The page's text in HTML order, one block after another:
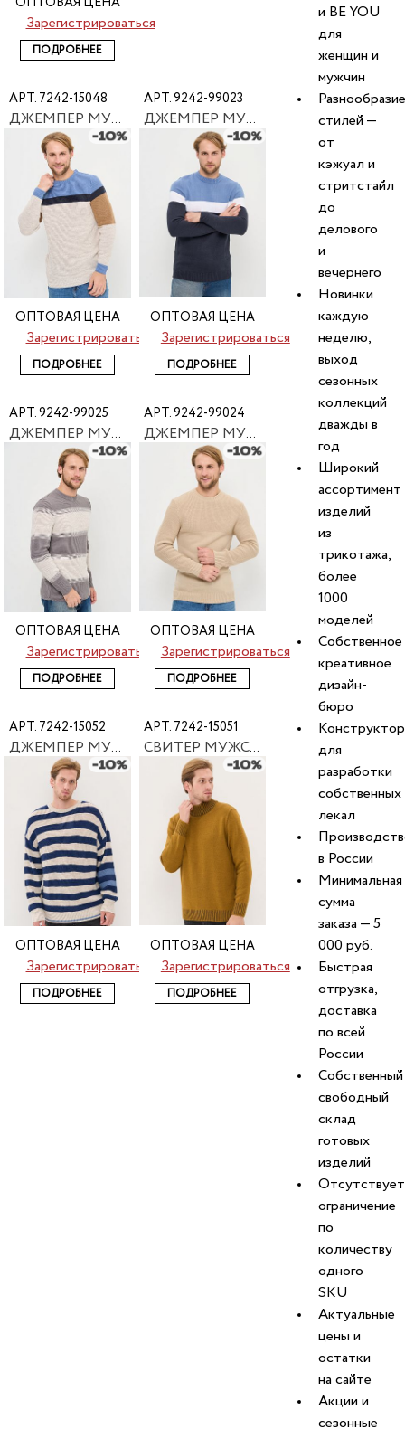
ОПТОВАЯ ЦЕНА
Зарегистрироваться
ПОДРОБНЕЕ
АРТ. 7242-15048
ДЖЕМПЕР МУЖСКОЙ BE YOU 7242-15048
ОПТОВАЯ ЦЕНА
Зарегистрироваться
ПОДРОБНЕЕ
АРТ. 9242-99023
ДЖЕМПЕР МУЖСКОЙ NEWVAY 9242-99023
ОПТОВАЯ ЦЕНА
Зарегистрироваться
ПОДРОБНЕЕ
АРТ. 9242-99025
ОПТОВАЯ ЦЕНА
Зарегистрироваться
ПОДРОБНЕЕ
АРТ. 9242-99024
ОПТОВАЯ ЦЕНА
Зарегистрироваться
ПОДРОБНЕЕ
АРТ. 7242-15052
ДЖЕМПЕР МУЖСКОЙ BE YOU 7242-15052
ОПТОВАЯ ЦЕНА
Зарегистрироваться
ПОДРОБНЕЕ
АРТ. 7242-15051
СВИТЕР МУЖСКОЙ BE YOU 7242-15051
ОПТОВАЯ ЦЕНА
Зарегистрироваться
ПОДРОБНЕЕ
и BE YOU
для
женщин и
мужчин
Разнообразие
стилей —
от
кэжуал и
стритстайл
до
делового
и
вечернего
Новинки
каждую
неделю,
выход
сезонных
коллекций
дважды в
год
Широкий
ассортимент
изделий
из
трикотажа,
более
1000
моделей
Собственное
креативное
дизайн-
бюро
для
разработки
собственных
лекал
в России
Минимальная
сумма
заказа — 5
000 руб.
Быстрая
отгрузка,
доставка
по всей
России
Собственный
свободный
склад
готовых
изделий
Отсутствует
ограничение
по
количеству
одного
SKU
Актуальные
цены и
остатки
на сайте
Акции и
сезонные